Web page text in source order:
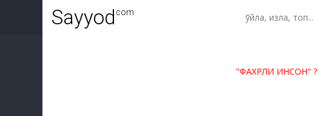
Sayyod.com
"ФАХРЛИ ИНСОН"?